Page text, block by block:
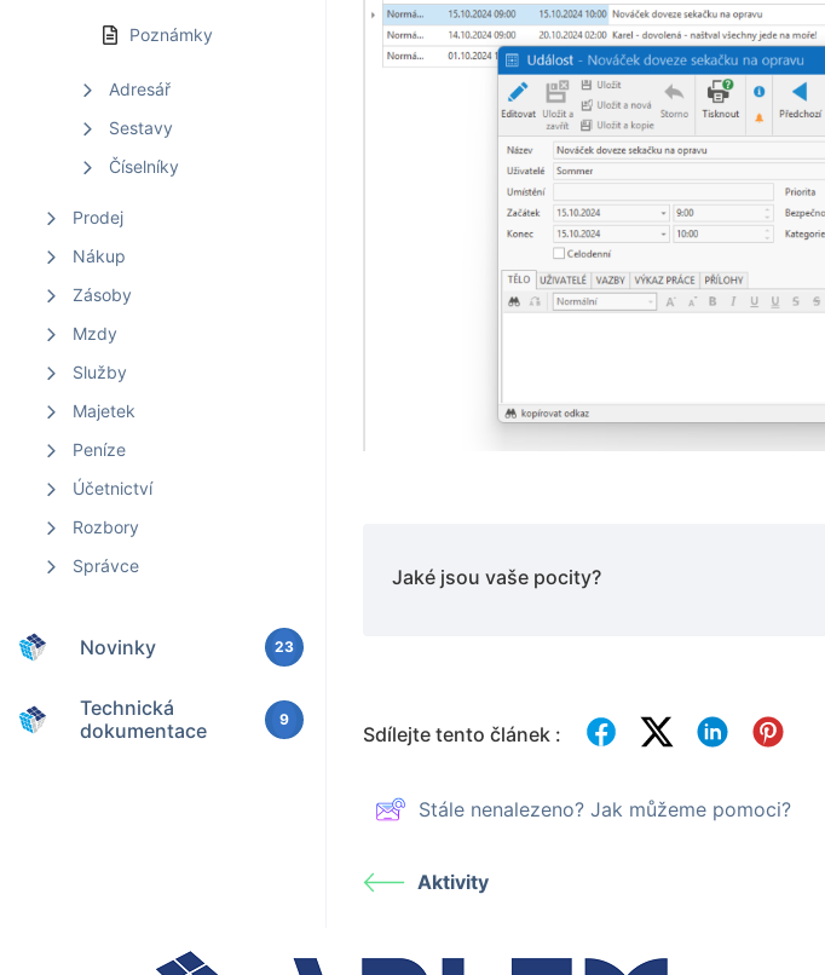
Poznámky
Adresář
Sestavy
Číselníky
Prodej
Nákup
Zásoby
Mzdy
Služby
Majetek
Peníze
Účetnictví
Rozbory
Správce
Novinky 23
Technická
dokumentace
9
Jaké jsou vaše pocity?
Sdílejte tento článek :
Stále nenalezeno? Jak můžeme pomoci?
Aktivity